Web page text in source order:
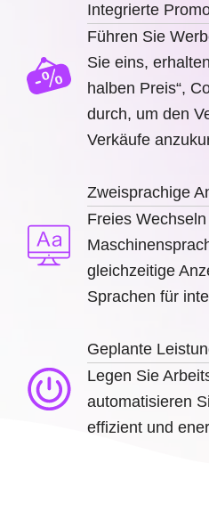
Integrierte
Führen Sie
Sie eins,
halben Preis“,
durch, um den
Verkäufe
Zweisprachige
Freies
gleichzeitige
Sprachen für
Geplante
Legen Sie
automatisieren
effizient und